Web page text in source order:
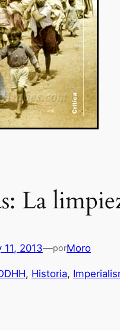
La
11, 2013—porMoro
, Historia,